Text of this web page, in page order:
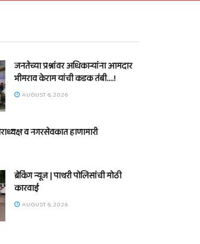
जनतेच्या प्रश्नांवर अधिकाऱ्यांना आमदार
भीमराव केराम यांची कडक तंबी….!
AUGUST 6, 2026
व नगरसेवकात हाणामारी
ब्रेकिंग न्यूज | पाथरी पोलिसांची मोठी
कारवाई
AUGUST 6, 2026